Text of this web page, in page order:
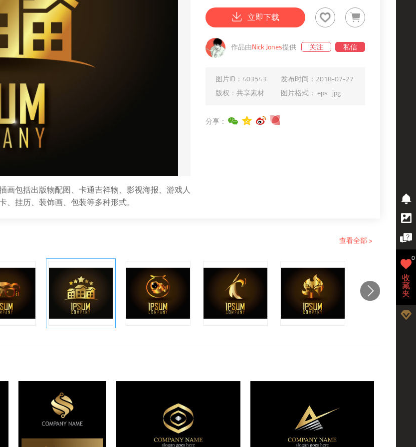
画包括出版物配图、卡通吉祥物、影视海报、游戏人
挂历、装饰画、包装等多种形式。
立即下载
作品由Nick Jones提供 关注 私信
图片ID： 403543 发布时间： 2018-07-27
版权： 共享素材 图片格式： eps jpg
分享：
查看全部 >
收
藏
夹
0